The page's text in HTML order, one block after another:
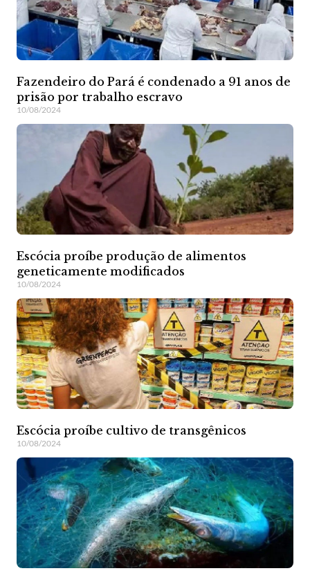
Fazendeiro do Pará é condenado a 91 anos de
prisão por trabalho escravo
10/08/2024
Escócia proíbe produção de alimentos
geneticamente modificados
10/08/2024
Escócia proíbe cultivo de transgênicos
10/08/2024